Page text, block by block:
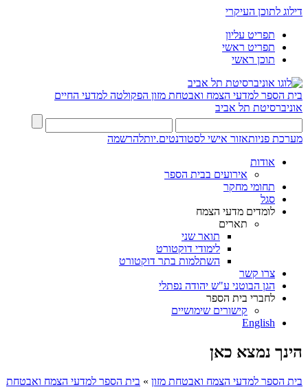
דילוג לתוכן העיקרי
תפריט עליון
תפריט ראשי
תוכן ראשי
בית הספר למדעי הצמח ואבטחת מזון הפקולטה למדעי החיים
אוניברסיטת תל אביב
מערכת פניותאזור אישי לסטודנטים.יותלהרשמה
אודות
אירועים בבית הספר
תחומי מחקר
סגל
לומדים מדעי הצמח
תארים
תואר שני
לימודי דוקטורט
השתלמות בתר דוקטורט
צרו קשר
הגן הבוטני ע"ש יהודה נפתלי
לחברי בית הספר
קישורים שימושיים
English
הינך נמצא כאן
בית הספר למדעי הצמח ואבטחת מזון » בית הספר למדעי הצמח ואבטחת